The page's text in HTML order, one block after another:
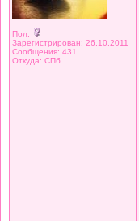
Пол:
Зарегистрирован: 26.10.2011
Сообщения: 431
Откуда: СПб